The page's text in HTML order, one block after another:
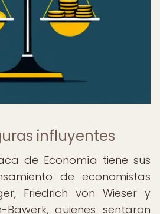
influyentes
de Economía tiene sus
de economistas
Friedrich von Wieser y
Bawerk, quienes sentaron